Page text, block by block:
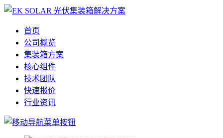
首页
公司概览
集装箱方案
核心组件
技术团队
快速报价
行业资讯